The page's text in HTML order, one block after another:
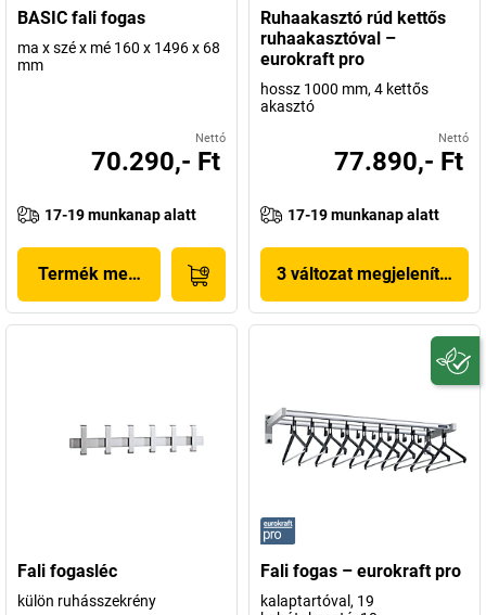
BASIC fali fogas
ma x szé x mé 160 x 1496 x 68
mm
Nettó
70.290,- Ft
17-19 munkanap alatt
Termék megjelenítése
Ruhaakasztó rúd kettős
ruhaakasztóval –
eurokraft pro
hossz 1000 mm, 4 kettős
akasztó
Nettó
77.890,- Ft
17-19 munkanap alatt
3 változat megjelenítése
Fali fogasléc
külön ruhásszekrény
Fali fogas – eurokraft pro
kalaptartóval, 19